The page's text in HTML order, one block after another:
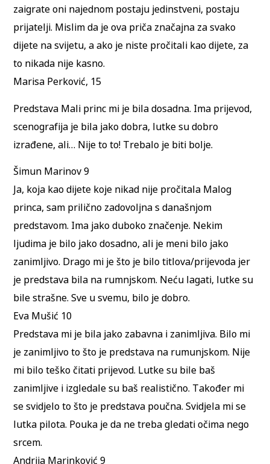
zaigrate oni najednom postaju jedinstveni, postaju
prijatelji. Mislim da je ova priča značajna za svako
dijete na svijetu, a ako je niste pročitali kao dijete, za
to nikada nije kasno.
Marisa Perković, 15
Predstava Mali princ mi je bila dosadna. Ima prijevod,
scenografija je bila jako dobra, lutke su dobro
izrađene, ali… Nije to to! Trebalo je biti bolje.
Šimun Marinov 9
Ja, koja kao dijete koje nikad nije pročitala Malog
princa, sam prilično zadovoljna s današnjom
predstavom. Ima jako duboko značenje. Nekim
ljudima je bilo jako dosadno, ali je meni bilo jako
zanimljivo. Drago mi je što je bilo titlova/prijevoda jer
je predstava bila na rumnjskom. Neću lagati, lutke su
bile strašne. Sve u svemu, bilo je dobro.
Eva Mušić 10
Predstava mi je bila jako zabavna i zanimljiva. Bilo mi
je zanimljivo to što je predstava na rumunjskom. Nije
mi bilo teško čitati prijevod. Lutke su bile baš
zanimljive i izgledale su baš realistično. Također mi
se svidjelo to što je predstava poučna. Svidjela mi se
lutka pilota. Pouka je da ne treba gledati očima nego
srcem.
Andrija Marinković 9